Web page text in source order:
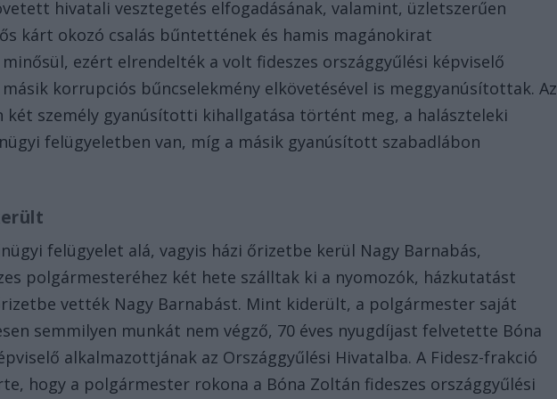
hivatali vesztegetés elfogadásának, valamint, üzletszerűen
kárt okozó csalás bűntettének és hamis magánokirat
ezért elrendelték a volt fideszes országgyűlési képviselő
korrupciós bűncselekmény elkövetésével is meggyanúsítottak. Az
két személy gyanúsítotti kihallgatása történt meg, a halászteleki
felügyeletben van, míg a másik gyanúsított szabadlábon
felügyelet alá, vagyis házi őrizetbe kerül Nagy Barnabás,
polgármesteréhez két hete szálltak ki a nyomozók, házkutatást
vették Nagy Barnabást. Mint kiderült, a polgármester saját
semmilyen munkát nem végző, 70 éves nyugdíjast felvetette Bóna
alkalmazottjának az Országgyűlési Hivatalba. A Fidesz-frakció
hogy a polgármester rokona a Bóna Zoltán fideszes országgyűlési